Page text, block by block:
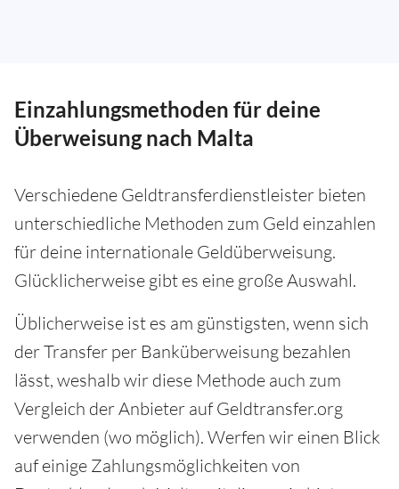
Einzahlungsmethoden für deine
Überweisung nach Malta
Verschiedene Geldtransferdienstleister bieten
unterschiedliche Methoden zum Geld einzahlen
für deine internationale Geldüberweisung.
Glücklicherweise gibt es eine große Auswahl.
Üblicherweise ist es am günstigsten, wenn sich
der Transfer per Banküberweisung bezahlen
lässt, weshalb wir diese Methode auch zum
Vergleich der Anbieter auf Geldtransfer.org
verwenden (wo möglich). Werfen wir einen Blick
auf einige Zahlungsmöglichkeiten von